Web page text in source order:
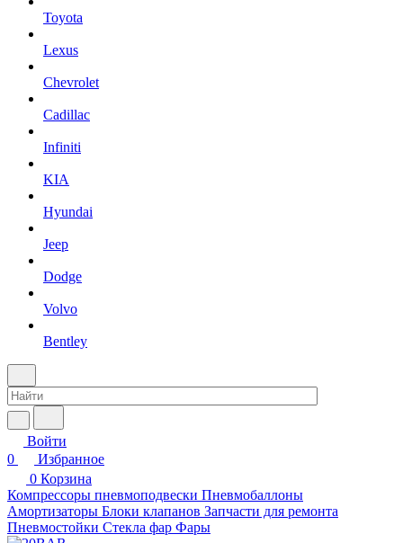
Toyota
Lexus
Chevrolet
Cadillac
Infiniti
KIA
Hyundai
Jeep
Dodge
Volvo
Bentley
Войти
0
Избранное
0 Корзина
Компрессоры пневмоподвески Пневмобаллоны
Амортизаторы Блоки клапанов Запчасти для ремонта
Пневмостойки Стекла фар Фары